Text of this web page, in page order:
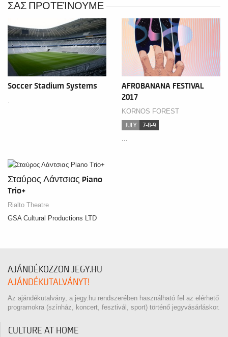
ΣΑΣ ΠΡΟΤΕΊΝΟΥΜΕ
Soccer Stadium Systems
.
AFROBANANA FESTIVAL
2017
KORNOS FOREST
JULY 7-8-9
...
Σταύρος Λάντσιας Piano
Trio+
Rialto Theatre
GSA Cultural Productions LTD
AJÁNDÉKOZZON JEGY.HU
AJÁNDÉKUTALVÁNYT!
Az ajándékutalvány, a jegy.hu rendszerében használható fel az elérhető
programokra (színház, koncert, fesztivál, sport) történő jegyvásárláskor.
CULTURE AT HOME